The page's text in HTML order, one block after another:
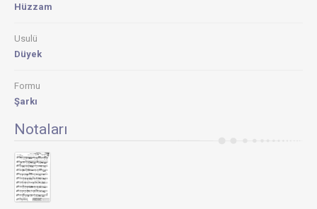
Hüzzam
Usulü
Düyek
Formu
Şarkı
Notaları